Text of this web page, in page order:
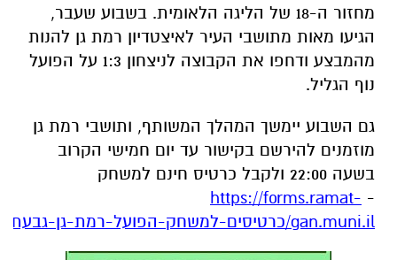
מחזור ה-18 של הליגה הלאומית. בשבוע שעבר,
הגיעו מאות מתושבי העיר לאיצטדיון רמת גן להנות
מהמבצע ודחפו את הקבוצה לניצחון 1:3 על הפועל
נוף הגליל.
גם השבוע יימשך המהלך המשותף, ותושבי רמת גן
מוזמנים להירשם בקישור עד יום חמישי הקרוב
בשעה 22:00 ולקבל כרטיס חינם למשחק
-
https://forms.ramat-
gan.muni.il/כרטיסים-למשחק-הפועל-רמת-גן-גבעתיים